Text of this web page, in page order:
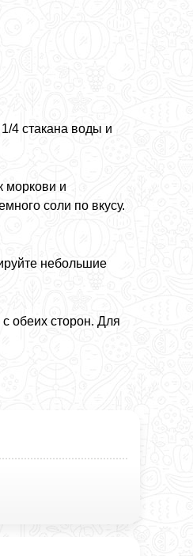
4 стакана воды и
моркови и
соли по вкусу.
небольшие
обеих сторон. Для